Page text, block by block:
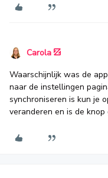
Carola
Waarschijnlijk was de
naar de instellingen
synchroniseren is kun je
veranderen en is de knop